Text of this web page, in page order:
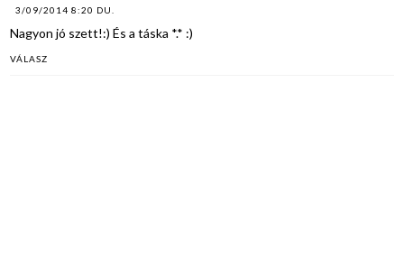
3/09/2014 8:20 DU.
Nagyon jó szett!:) És a táska *.* :)
VÁLASZ